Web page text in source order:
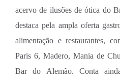
acervo de ilusões de ótica do
destaca pela ampla oferta
alimentação e restaurantes,
Paris 6, Madero, Mania de
Bar do Alemão. Conta